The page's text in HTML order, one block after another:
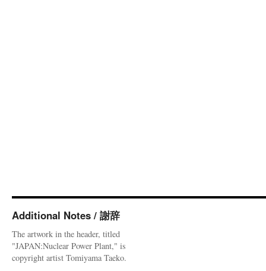
Additional Notes / 謝辞
The artwork in the header, titled
"JAPAN:Nuclear Power Plant," is
copyright artist Tomiyama Taeko.